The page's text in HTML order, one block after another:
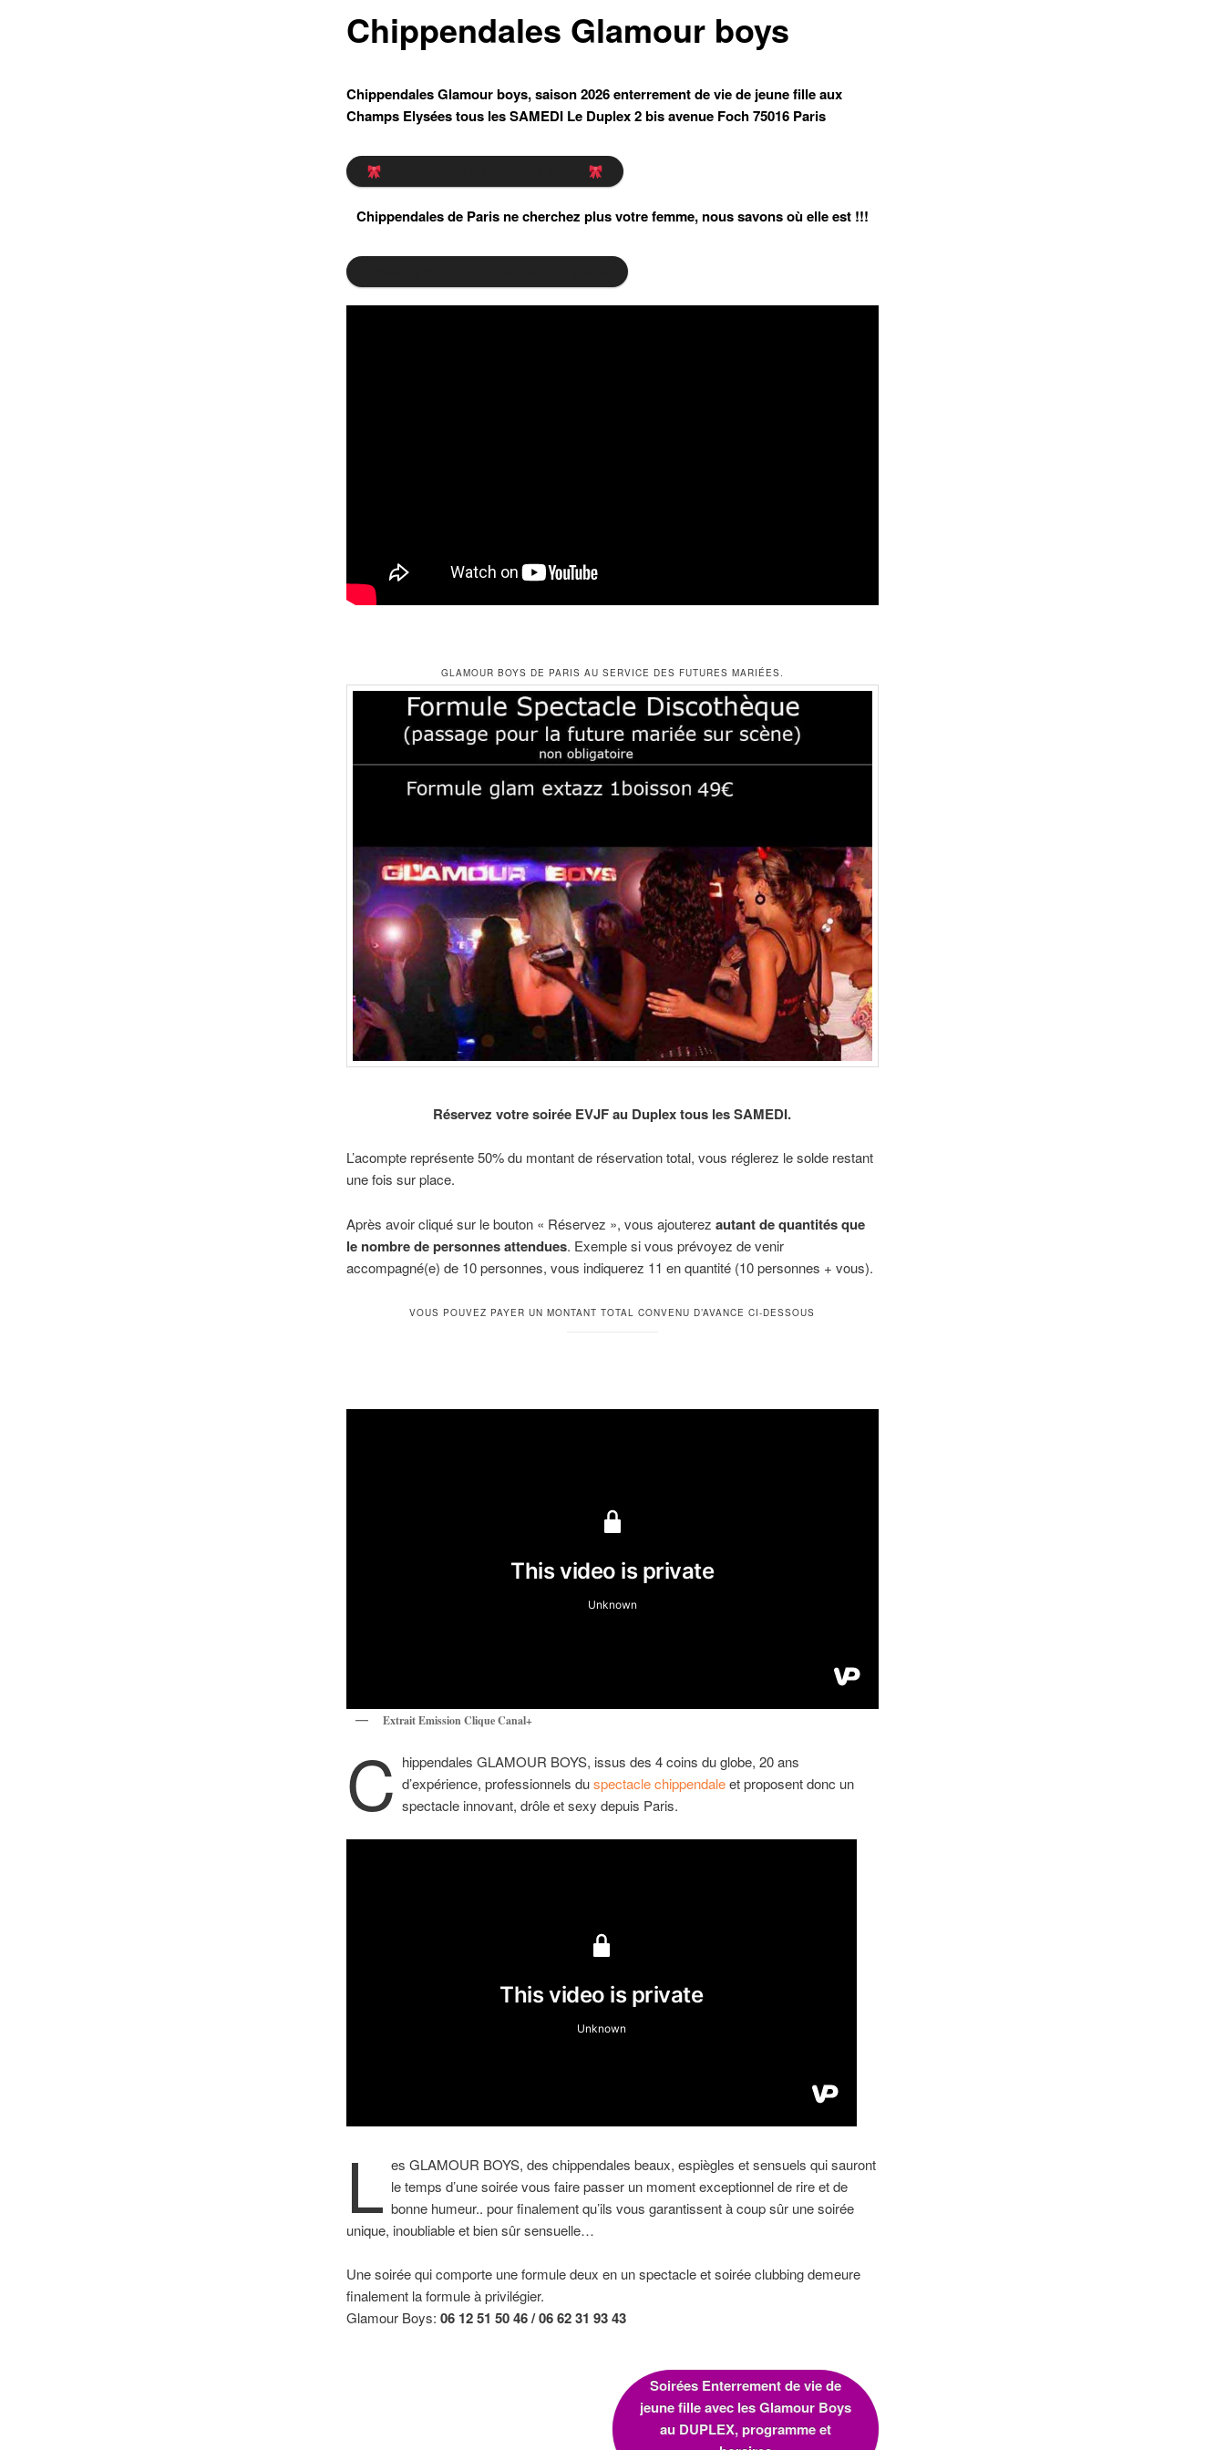
Chippendales Glamour boys
Chippendales Glamour boys, saison 2026 enterrement de vie de jeune fille aux
Champs Elysées tous les SAMEDI Le Duplex 2 bis avenue Foch 75016 Paris
Chippendales de Paris ne cherchez plus votre femme, nous savons où elle est !!!
GLAMOUR BOYS DE PARIS AU SERVICE DES FUTURES MARIÉES.
Réservez votre soirée EVJF au Duplex tous les SAMEDI.
L’acompte représente 50% du montant de réservation total, vous réglerez le solde restant
une fois sur place.
Après avoir cliqué sur le bouton « Réservez », vous ajouterez autant de quantités que
le nombre de personnes attendues. Exemple si vous prévoyez de venir
accompagné(e) de 10 personnes, vous indiquerez 11 en quantité (10 personnes + vous).
VOUS POUVEZ PAYER UN MONTANT TOTAL CONVENU D’AVANCE CI-DESSOUS
Extrait Emission Clique Canal+
C hippendales GLAMOUR BOYS, issus des 4 coins du globe, 20 ans
d’expérience, professionnels duspectacle chippendaleet proposent donc un
spectacle innovant, drôle et sexy depuis Paris.
L es GLAMOUR BOYS, des chippendales beaux, espiègles et sensuels qui sauront
le temps d’une soirée vous faire passer un moment exceptionnel de rire et de
bonne humeur.. pour finalement qu’ils vous garantissent à coup sûr une soirée
unique, inoubliable et bien sûr sensuelle…
Une soirée qui comporte une formule deux en un spectacle et soirée clubbing demeure
finalement la formule à privilégier.
Glamour Boys: 06 12 51 50 46 /06 62 31 93 43
Soirées Enterrement de vie de
jeune fille avec les Glamour Boys
au DUPLEX, programme et